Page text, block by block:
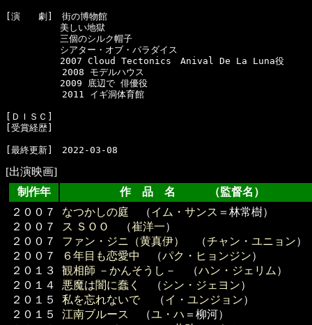
[演　　劇]　街の博物館
美しい地獄
三個のシルク帽子
シアター・オブ・パラダイス
2007 Cloud Tectonics　Anival De La Luna役
  　　　　　2008 モデルハウス
2009 底辺で 俳優役
  　　　　　2011 イギ洞体育館
[ＤＩＳＣ]
[受賞経歴]
[出演映画]
制作年
作 品 名 （監督名）
２００７
２００７
２００７
２００７
２０１３
２０１４
２０１５
２０１５
なつかしの庭 （イム・サンス ＝林常樹）
ス ＳＯＯ
（崔洋一）
ファン・ジニ（黄真伊）
（チャン・ユニョン）
６年目も恋愛中
（パク・ヒョンジン）
観相師 －かんそうし－
（ハン・ジェリム ）
悪魔は闇に蠢く
（ シン・ジェヨン）
私を忘れないで
（イ・ユンジョン）
江南ブルース
（ユ・ハ ＝柳河）